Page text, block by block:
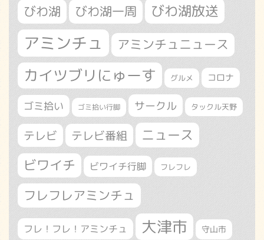
びわ湖 びわ湖一周 びわ湖放送
アミンチュ アミンチュニュース
カイツブリにゅーす グルメ コロナ
ゴミ拾い ゴミ拾い行脚 サークル タックル天野
テレビ テレビ番組 ニュース
ビワイチ ビワイチ行脚 フレフレ
フレフレアミンチュ
フレ！フレ！アミンチュ 大津市 守山市